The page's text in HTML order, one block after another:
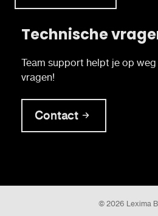
Technische
Team support helpt je op
vragen!
Contact
© 2026 Lexima